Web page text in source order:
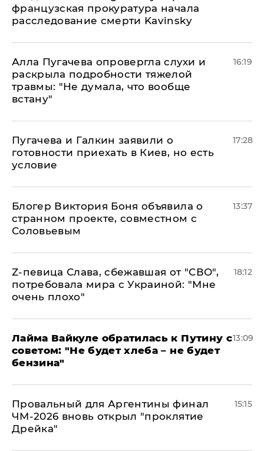
французская прокуратура начала
расследование смерти Kavinsky
Алла Пугачева опровергла слухи и
раскрыла подробности тяжелой
травмы: "Не думала, что вообще
встану"
16:19
Пугачева и Галкин заявили о
готовности приехать в Киев, но есть
условие
17:28
Блогер Виктория Боня объявила о
странном проекте, совместном с
Соловьевым
13:37
Z-певица Слава, сбежавшая от "СВО",
потребовала мира с Украиной: "Мне
очень плохо"
18:12
Лайма Вайкуле обратилась к Путину с
советом: "Не будет хлеба – не будет
бензина"
13:09
Провальный для Аргентины финал
ЧМ-2026 вновь открыл "проклятие
Дрейка"
15:15